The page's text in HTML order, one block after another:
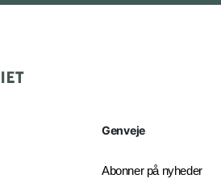
Genveje
Abonner på nyheder